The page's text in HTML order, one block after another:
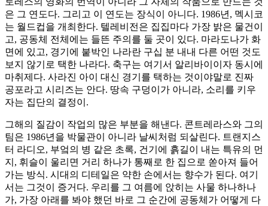
은 그 연도다. 그리고 이 연도는 장식이 아니다. 1986년, 멕시코
는 월드컵을 개최한다. 텔레비전은 집집마다 가장 밝은 물건이
고, 공동체 전체에는 들뜬 주의를 둘 곳이 있다. 마라도나가 화
면에 있고, 경기에 붙박인 나라란 구십 분 내내 다른 어떤 것도
보지 않기로 택한 나라다. 축구는 여기서 알리바이이자 동시에
마취제다. 사라진 아이 대신 경기를 택하는 것이야말로 진짜
공포라고 시리즈는 안다. 땅속 구덩이가 아니라, 소리를 키우
자는 집단의 결정이.
그해의 질감이 작업의 많은 부분을 해낸다. 콘트레라스와 그의
팀은 1986년을 박물관이 아니라 날씨처럼 되살린다. 트랜지스
터 라디오, 부엌의 병 같은 초록, 건기에 흙길이 내는 특유의 먼
지, 휘슬이 울리면 거리 하나가 통째로 한 집으로 쏟아져 들어
가는 방식. 시대의 디테일은 약한 손에서는 향수가 된다. 여기
서는 그것이 증거다. 우리를 그 여름에 앉히는 사물 하나하나
가, 가장 아래를 봐야 했던 바로 그 순간에 공동체가 어떻게 다